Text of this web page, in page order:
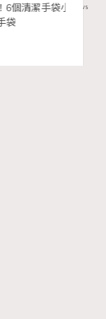
130 views
全新
子系列戒指
手袋小技